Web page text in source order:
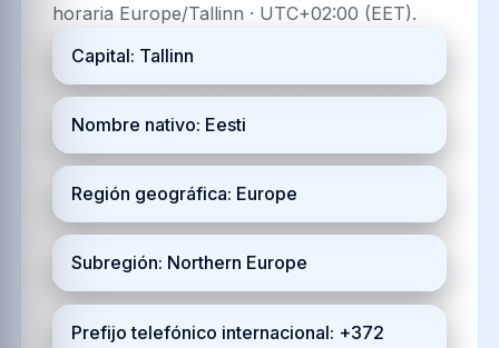
horaria Europe/Tallinn · UTC+02:00 (EET).
Capital: Tallinn
Nombre nativo: Eesti
Región geográfica: Europe
Subregión: Northern Europe
Prefijo telefónico internacional: +372